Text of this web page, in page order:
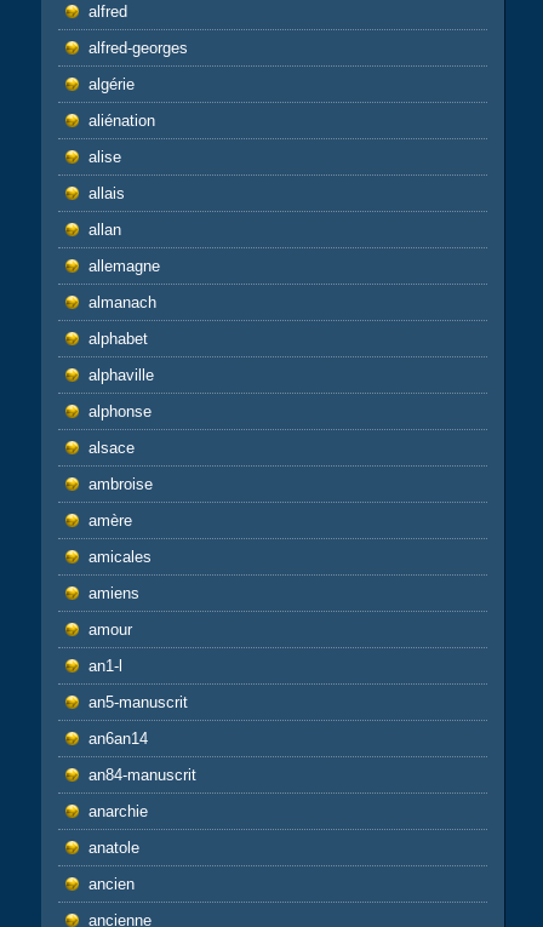
alfred
alfred-georges
algérie
aliénation
alise
allais
allan
allemagne
almanach
alphabet
alphaville
alphonse
alsace
ambroise
amère
amicales
amiens
amour
an1-l
an5-manuscrit
an6an14
an84-manuscrit
anarchie
anatole
ancien
ancienne